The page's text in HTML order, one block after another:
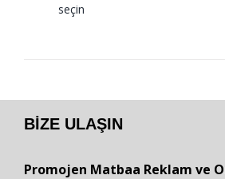
seçin
BIZE ULAŞIN
Promojen Matbaa Reklam ve